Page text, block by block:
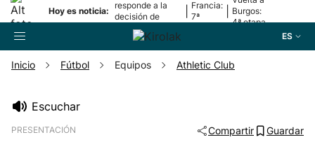
Hoy es noticia:
responde a la
decisión de
Oriamendi
Francia:
7ª
Burgos:
4ª etapa
ES
Inicio Fútbol Equipos Athletic Club
Escuchar
PRESENTACIÓN Compartir Guardar